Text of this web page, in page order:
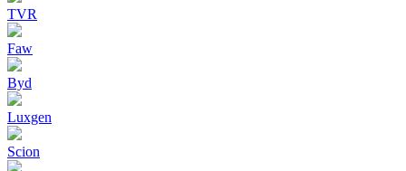
TVR
Faw
Byd
Luxgen
Scion